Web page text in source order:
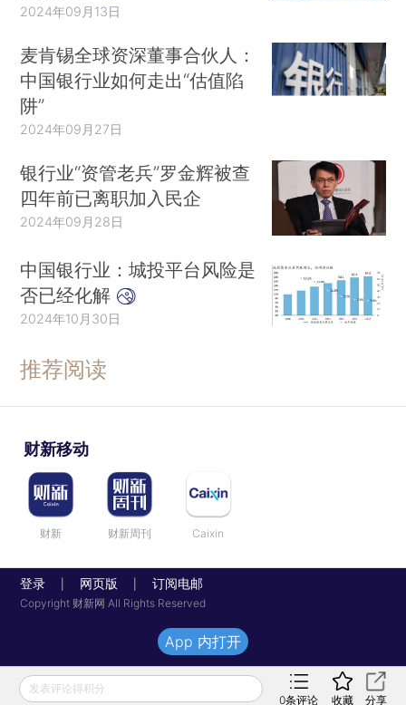
2024年09月13日
麦肯锡全球资深董事合伙人：
中国银行业如何走出“估值陷
阱”
2024年09月27日
银行业“资管老兵”罗金辉被查
四年前已离职加入民企
2024年09月28日
中国银行业：城投平台风险是
否已经化解
2024年10月30日
推荐阅读
财新移动
财新 财新周刊 Caixin
登录 网页版 订阅电邮
Copyright 财新网 All Rights Reserved
发表评论得积分
0条评论 收藏 分享
App 内打开